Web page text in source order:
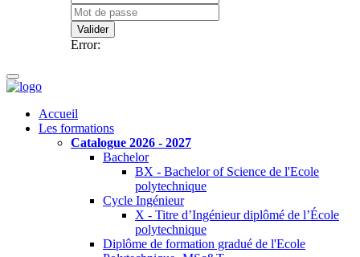
Valider
Error:
Accueil
Les formations
Catalogue 2026 - 2027
Bachelor
BX - Bachelor of Science de l'Ecole
polytechnique
Cycle Ingénieur
X - Titre d’Ingénieur diplômé de l’École
polytechnique
Diplôme de formation gradué de l'Ecole